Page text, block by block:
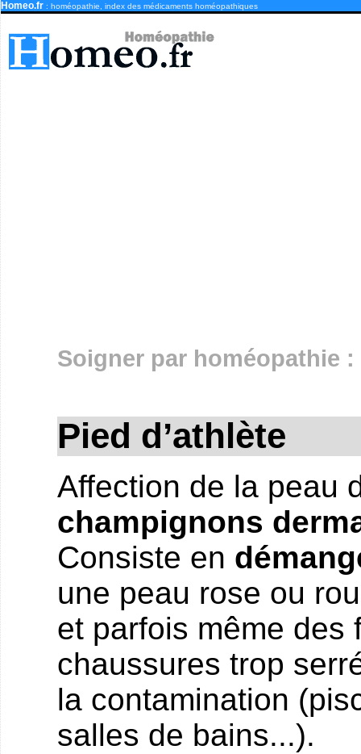
Homeo.fr : homéopathie, index des médicaments homéopathiques
Soigner par homéopathie :
Pied d’athlète
Affection de la peau
champignons
Consiste en
une peau rose ou
et parfois même des
chaussures trop
la contamination
salles de bains...).